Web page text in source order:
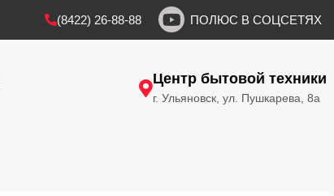
(8422) 26-88-88 ПОЛЮС В СОЦСЕТЯХ
Центр бытовой техники
г. Ульяновск, ул. Пушкарева, 8а